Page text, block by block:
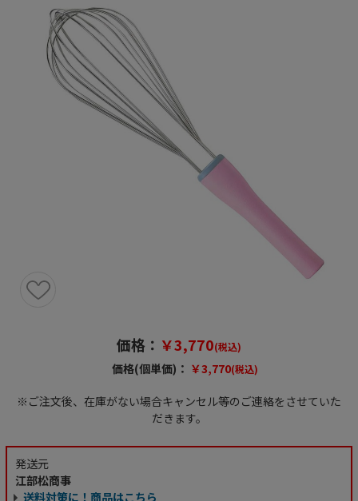
価格： ￥3,770(税込)
価格(個単価)： ￥3,770(税込)
※ご注文後、在庫がない場合キャンセル等のご連絡をさせていた
だきます。
発送元
江部松商事
送料対策に！商品はこちら